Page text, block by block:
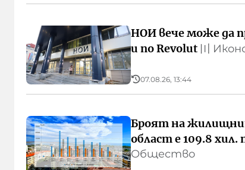
НОИ вече може да
и по Revolut 〣
07.08.26, 13:44
Броят на
област е 109.8 хил.
Общество